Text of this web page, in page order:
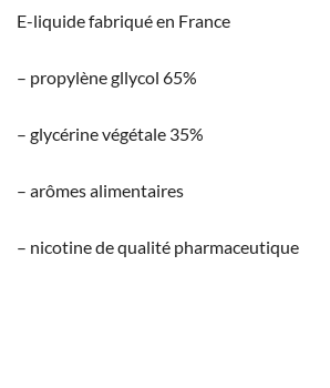
E-liquide fabriqué en France
– propylène gllycol 65%
– glycérine végétale 35%
– arômes alimentaires
– nicotine de qualité pharmaceutique